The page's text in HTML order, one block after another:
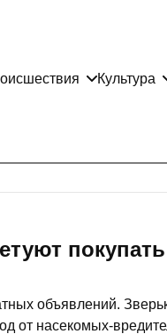
Культура
покупать
объявлений.
от насекомых-